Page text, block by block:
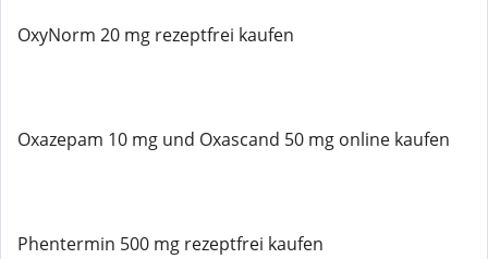
OxyNorm 20 mg rezeptfrei kaufen
Oxazepam 10 mg und Oxascand 50 mg online kaufen
Phentermin 500 mg rezeptfrei kaufen